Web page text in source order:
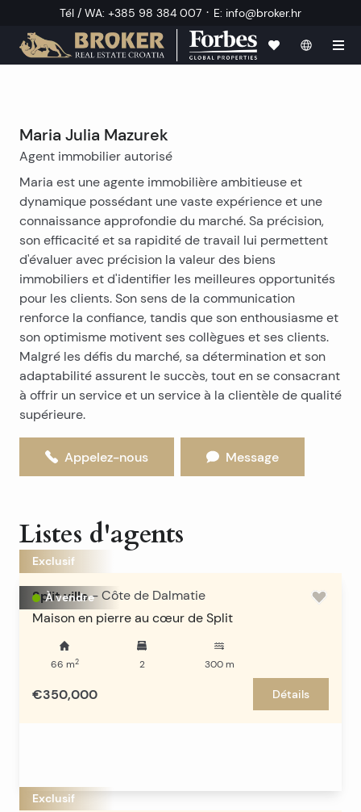
Tél / WA: +385 98 384 007 · E: info@broker.hr
Maria Julia Mazurek
Agent immobilier autorisé
Maria est une agente immobilière ambitieuse et
dynamique possédant une vaste expérience et une
connaissance approfondie du marché. Sa précision,
son efficacité et sa rapidité de travail lui permettent
d'évaluer avec précision la valeur des biens
immobiliers et d'identifier les meilleures opportunités
pour les clients. Son sens de la communication
renforce la confiance, tandis que son enthousiasme et
son optimisme motivent ses collègues et ses clients.
Malgré les défis du marché, sa détermination et son
adaptabilité assurent le succès, tout en se consacrant
à offrir un service et un service à la clientèle de qualité
supérieure.
Appelez-nous Message
Listes d'agents
À vendre
Exclusif
Split ville - Côte de Dalmatie
Maison en pierre au cœur de Split
66 m2 2 300m
€350,000 Détails
Exclusif